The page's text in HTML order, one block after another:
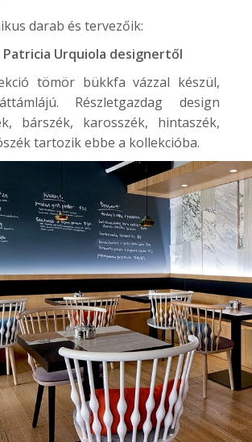
darab és tervezőik:
Patricia Urquiola designertől
tömör bükkfa vázzal készül,
Részletgazdag design
bárszék, karosszék, hintaszék,
tartozik ebbe a kollekcióba.